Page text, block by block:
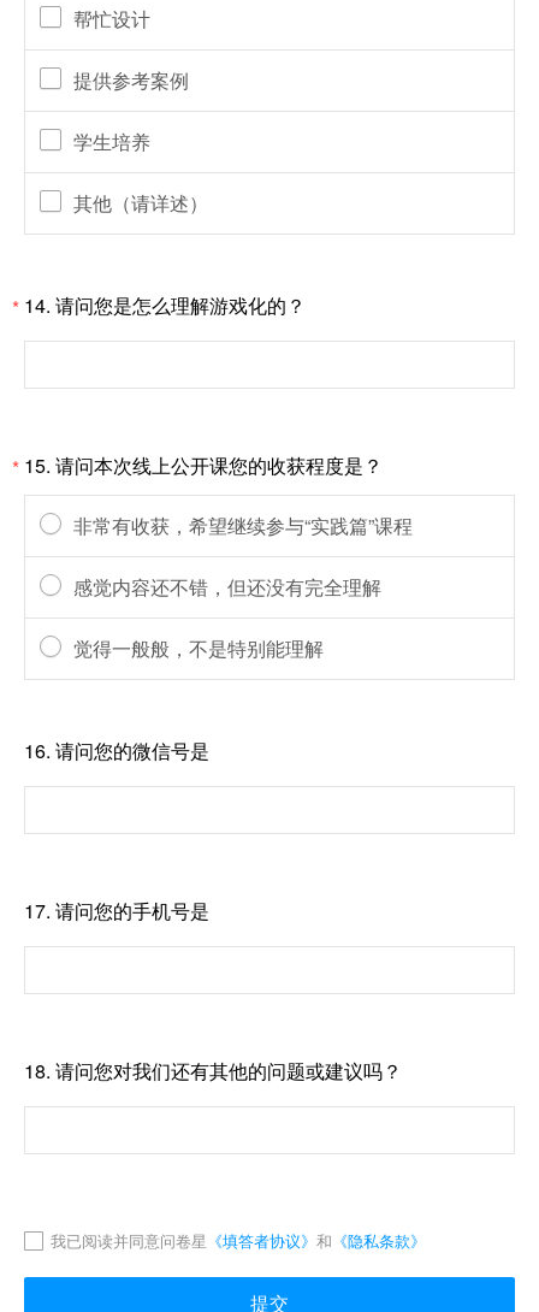
帮忙设计
提供参考案例
学生培养
其他（请详述）
* 14. 请问您是怎么理解游戏化的？
* 15. 请问本次线上公开课您的收获程度是？
非常有收获，希望继续参与“实践篇”课程
感觉内容还不错，但还没有完全理解
觉得一般般，不是特别能理解
16. 请问您的微信号是
17. 请问您的手机号是
18. 请问您对我们还有其他的问题或建议吗？
我已阅读并同意问卷星 《填答者协议》 和 《隐私条款》
提交